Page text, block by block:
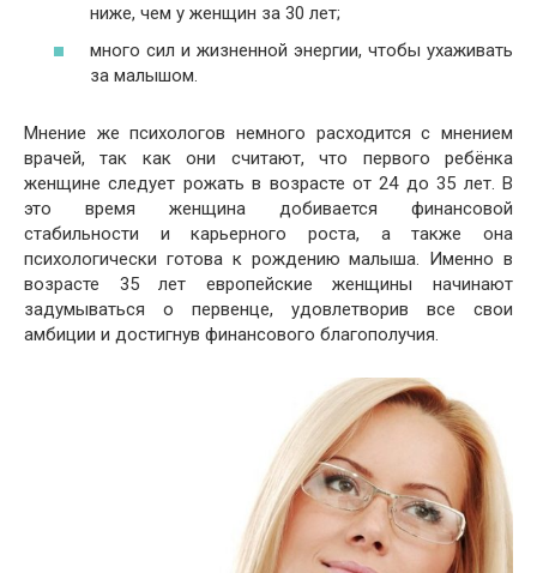
ниже, чем у женщин за 30 лет;
много сил и жизненной энергии, чтобы ухаживать
за малышом.
Мнение же психологов немного расходится с мнением
врачей, так как они считают, что первого ребёнка
женщине следует рожать в возрасте от 24 до 35 лет. В
это время женщина добивается финансовой
стабильности и карьерного роста, а также она
психологически готова к рождению малыша. Именно в
возрасте 35 лет европейские женщины начинают
задумываться о первенце, удовлетворив все свои
амбиции и достигнув финансового благополучия.